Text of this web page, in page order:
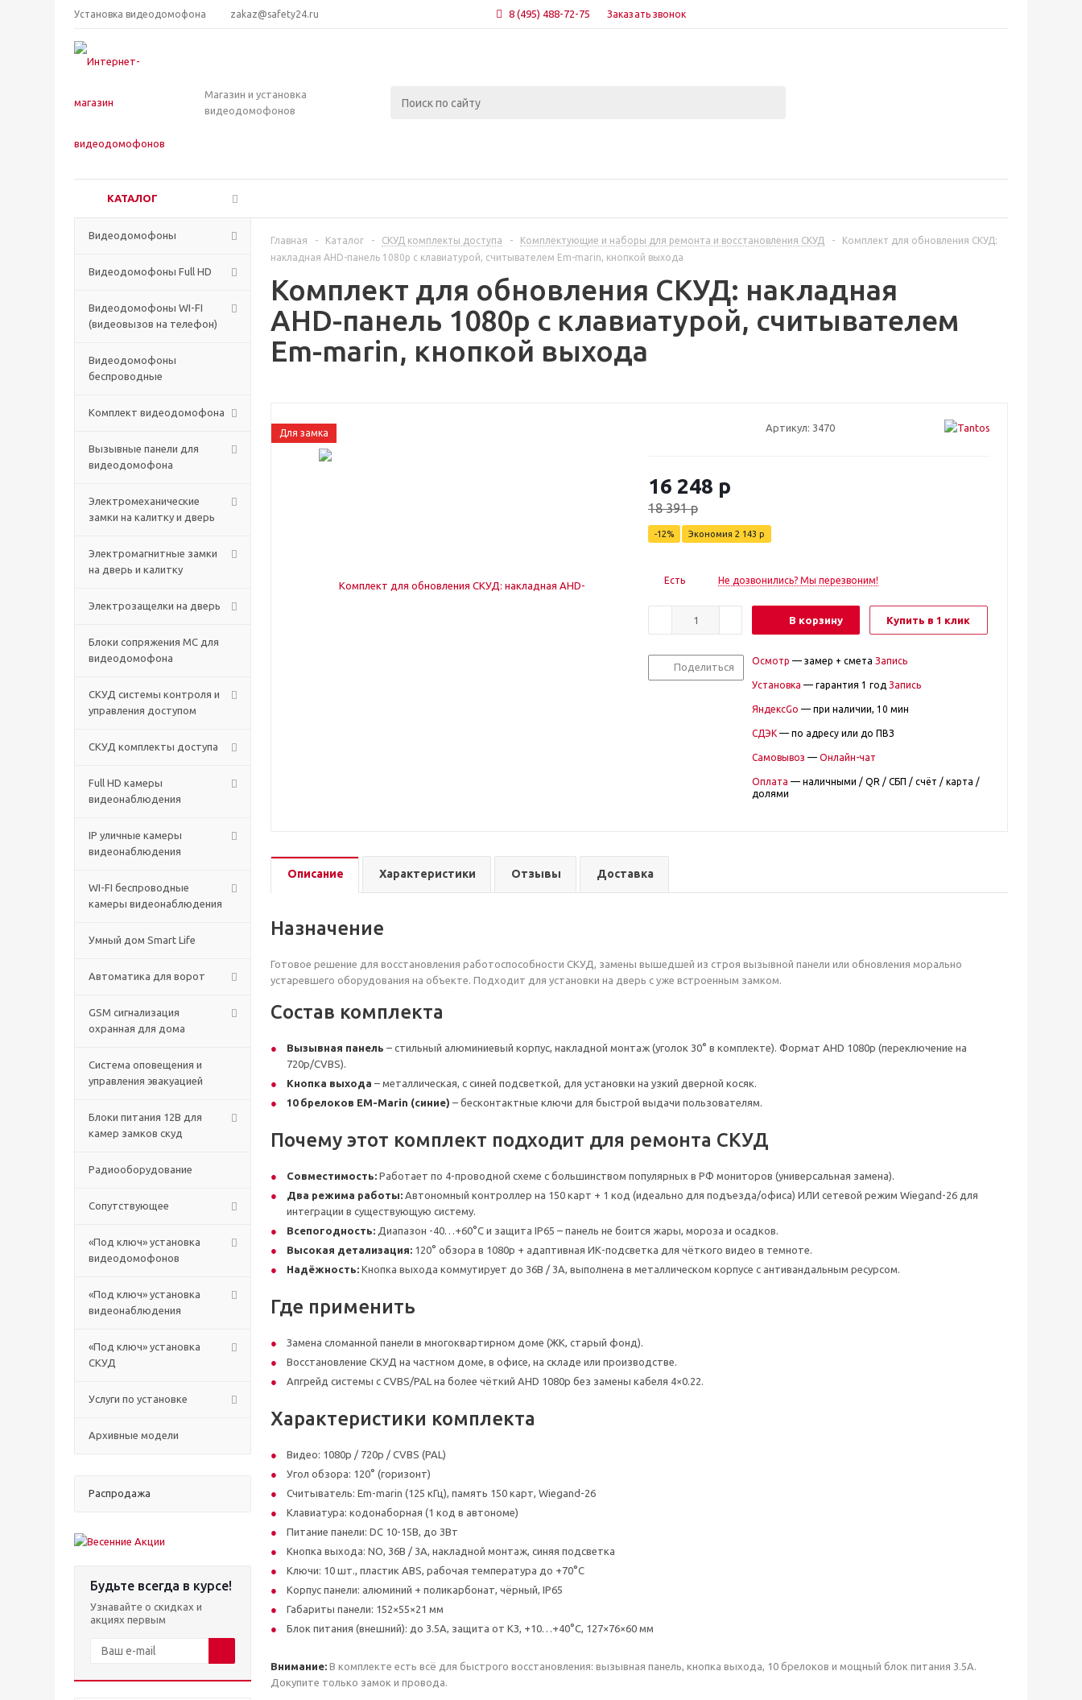
Установка видеодомофона zakaz@safety24.ru 8 (495) 488-72-75 Заказать звонок
Магазин и установка
видеодомофонов
КАТАЛОГ
Видеодомофоны
Видеодомофоны Full HD
Видеодомофоны WI-FI
(видеовызов на телефон)
Видеодомофоны
беспроводные
Комплект видеодомофона
Вызывные панели для
видеодомофона
Электромеханические
замки на калитку и дверь
Электромагнитные замки
на дверь и калитку
Электрозащелки на дверь
Блоки сопряжения МС для
видеодомофона
СКУД системы контроля и
управления доступом
СКУД комплекты доступа
Full HD камеры
видеонаблюдения
IP уличные камеры
видеонаблюдения
WI-FI беспроводные
камеры видеонаблюдения
Умный дом Smart Life
Автоматика для ворот
GSM сигнализация
охранная для дома
Cистема оповещения и
управления эвакуацией
Блоки питания 12В для
камер замков скуд
Радиооборудование
Сопутствующее
«Под ключ» установка
видеодомофонов
«Под ключ» установка
видеонаблюдения
«Под ключ» установка
СКУД
Услуги по установке
Архивные модели
Распродажа
Будьте всегда в курсе!
Узнавайте о скидках и
акциях первым
Главная - Каталог - СКУД комплекты доступа - Комплектующие и наборы для ремонта и восстановления СКУД -
Комплект для обновления СКУД:
накладная AHD-панель 1080p с клавиатурой, считывателем Em-marin, кнопкой выхода
Комплект для обновления СКУД: накладная
AHD-панель 1080p с клавиатурой, считывателем
Em-marin, кнопкой выхода
Для замка Артикул: 3470
16 248 р
18 391р
-12% Экономия 2 143 р
Есть Не дозвонились? Мы перезвоним!
В корзину Купить в 1 клик
Поделиться
Осмотр — замер + смета Запись
Установка — гарантия 1 год Запись
ЯндексGo — при наличии, 10 мин
СДЭК — по адресу или до ПВЗ
Самовывоз — Онлайн-чат
Оплата — наличными / QR / СБП / счёт / карта /
долями
Описание Характеристики Отзывы Доставка
Назначение
Готовое решение для восстановления работоспособности СКУД, замены вышедшей из строя вызывной панели или обновления морально
устаревшего оборудования на объекте. Подходит для установки на дверь с уже встроенным замком.
Состав комплекта
Вызывная панель – стильный алюминиевый корпус, накладной монтаж (уголок 30° в комплекте). Формат AHD 1080p (переключение на
720p/CVBS).
Кнопка выхода – металлическая, с синей подсветкой, для установки на узкий дверной косяк.
10 брелоков EM-Marin (синие) – бесконтактные ключи для быстрой выдачи пользователям.
Почему этот комплект подходит для ремонта СКУД
Совместимость: Работает по 4-проводной схеме с большинством популярных в РФ мониторов (универсальная замена).
Два режима работы: Автономный контроллер на 150 карт + 1 код (идеально для подъезда/офиса) ИЛИ сетевой режим Wiegand-26 для
интеграции в существующую систему.
Всепогодность: Диапазон -40…+60°С и защита IP65 – панель не боится жары, мороза и осадков.
Высокая детализация: 120° обзора в 1080p + адаптивная ИК-подсветка для чёткого видео в темноте.
Надёжность: Кнопка выхода коммутирует до 36В / 3А, выполнена в металлическом корпусе с антивандальным ресурсом.
Где применить
Замена сломанной панели в многоквартирном доме (ЖК, старый фонд).
Восстановление СКУД на частном доме, в офисе, на складе или производстве.
Апгрейд системы с CVBS/PAL на более чёткий AHD 1080p без замены кабеля 4×0.22.
Характеристики комплекта
Видео: 1080p / 720p / CVBS (PAL)
Угол обзора: 120° (горизонт)
Считыватель: Em-marin (125 кГц), память 150 карт, Wiegand-26
Клавиатура: кодонаборная (1 код в автономе)
Питание панели: DC 10-15В, до 3Вт
Кнопка выхода: NO, 36В / 3А, накладной монтаж, синяя подсветка
Ключи: 10 шт., пластик ABS, рабочая температура до +70°С
Корпус панели: алюминий + поликарбонат, чёрный, IP65
Габариты панели: 152×55×21 мм
Блок питания (внешний): до 3.5А, защита от КЗ, +10…+40°С, 127×76×60 мм
Внимание: В комплекте есть всё для быстрого восстановления: вызывная панель, кнопка выхода, 10 брелоков и мощный блок питания 3.5А.
Докупите только замок и провода.